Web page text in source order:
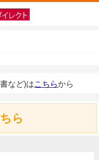
など)はこちらから
ら